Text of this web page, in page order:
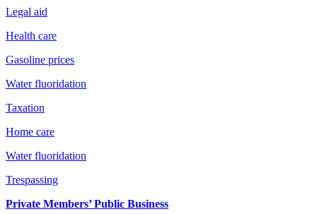
Legal aid
Health care
Gasoline prices
Water fluoridation
Taxation
Home care
Water fluoridation
Trespassing
Private Members’ Public Business